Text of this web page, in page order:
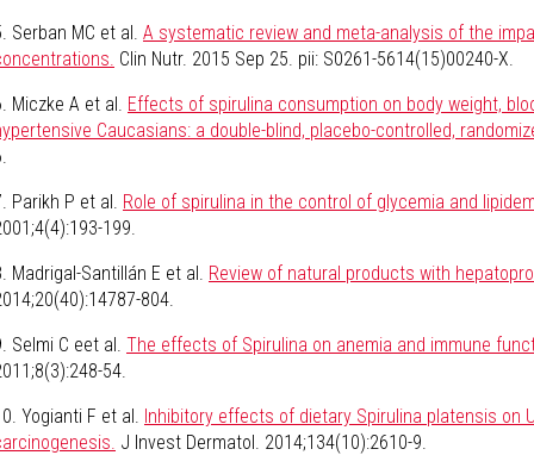
Serban MC et al. A systematic review and meta-analysis of the
Clin Nutr. 2015 Sep 25. pii: S0261-5614(15)00240-X.
Miczke A et al. Effects of spirulina consumption on body weight,
Caucasians: a double-blind, placebo-controlled,
Parikh P et al. Role of spirulina in the control of glycemia and
199.
Madrigal-Santillán E et al. Review of natural products with
804.
Selmi C eet al. The effects of Spirulina on anemia and immune
54.
Yogianti F et al. Inhibitory effects of dietary Spirulina platensis on
J Invest Dermatol. 2014;134(10):2610-9.